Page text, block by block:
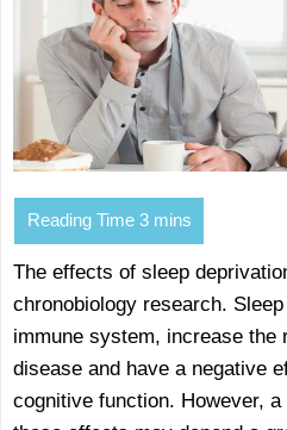
The effects of sleep
chronobiology research.
immune system, increase the
disease and have a negative
cognitive function. However,